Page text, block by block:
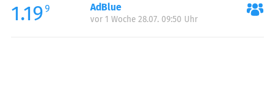
1.19 9 AdBlue
vor 1 Woche 28.07. 09:50 Uhr